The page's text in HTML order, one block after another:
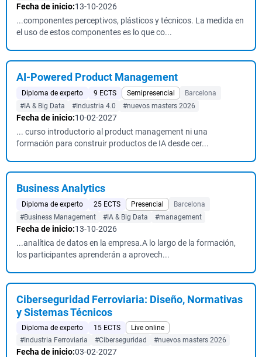
Fecha de inicio:13-10-2026
...componentes perceptivos, plásticos y técnicos. La medida en
el uso de estos componentes es lo que co...
AI-Powered Product Management
Diploma de experto 9 ECTS Semipresencial
Barcelona
#IA & Big Data
#Industria 4.0 #nuevos masters 2026
Fecha de inicio:10-02-2027
... curso introductorio al product management ni una
formación para construir productos de IA desde cer...
Business Analytics
Diploma de experto 25 ECTS Presencial
Barcelona
#Business Management
#IA & Big Data #management
Fecha de inicio:13-10-2026
...analítica de datos en la empresa.A lo largo de la formación,
los participantes aprenderán a aprovech...
Ciberseguridad Ferroviaria: Diseño, Normativas
y Sistemas Técnicos
Diploma de experto 15 ECTS
Live online
#Industria Ferroviaria
#Ciberseguridad #nuevos masters 2026
Fecha de inicio:03-02-2027